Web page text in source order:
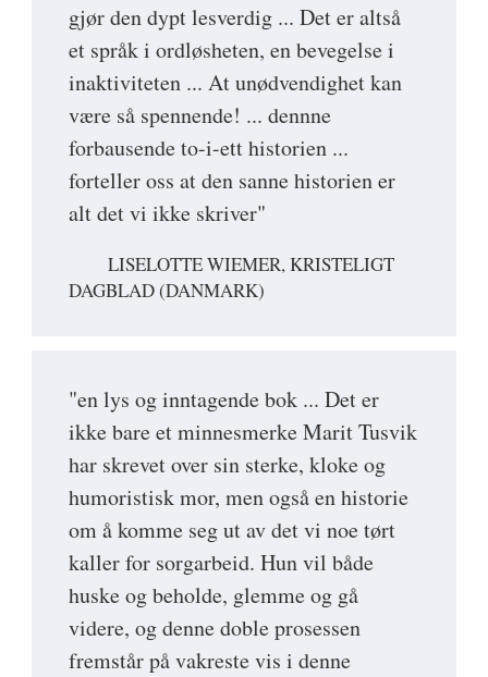
gjør den dypt lesverdig ... Det er altså
et språk i ordløsheten, en bevegelse i
inaktiviteten ... At unødvendighet kan
være så spennende! ... dennne
forbausende to-i-ett historien ...
forteller oss at den sanne historien er
alt det vi ikke skriver"
LISELOTTE WIEMER, KRISTELIGT
DAGBLAD (DANMARK)
"en lys og inntagende bok ... Det er
ikke bare et minnesmerke Marit Tusvik
har skrevet over sin sterke, kloke og
humoristisk mor, men også en historie
om å komme seg ut av det vi noe tørt
kaller for sorgarbeid. Hun vil både
huske og beholde, glemme og gå
videre, og denne doble prosessen
fremstår på vakreste vis i denne